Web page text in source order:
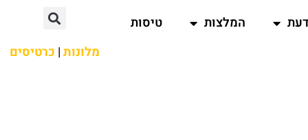
המלצות
טיסות
מלונות| כרטיסים